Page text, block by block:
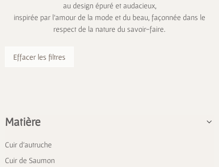
au design épuré et audacieux,
inspirée par l’amour de la mode et du beau, façonnée dans le
respect de la nature du savoir-faire.
Effacer les filtres
Matière
Cuir d'autruche
Cuir de Saumon